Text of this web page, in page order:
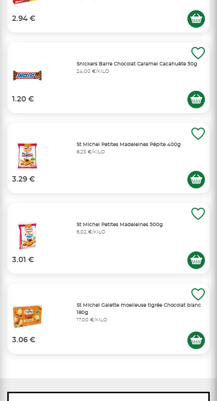
2.94 €
Snickers Barre Chocolat Caramel Cacahuète 50g
24,00 €/KILO
1.20 €
St Michel Petites Madeleines Pépite 400g
8,23 €/KILO
3.29 €
St Michel Petites Madeleines 500g
6,02 €/KILO
3.01 €
St Michel Galette moelleuse tigrée Chocolat blanc
180g
17,00 €/KILO
3.06 €